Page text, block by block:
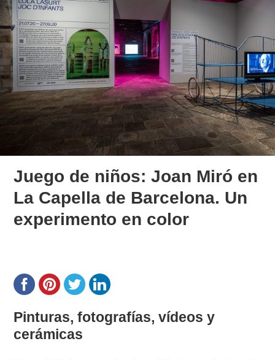
Juego de niños: Joan Miró en
La Capella de Barcelona. Un
experimento en color
Pinturas, fotografías, vídeos y
cerámicas